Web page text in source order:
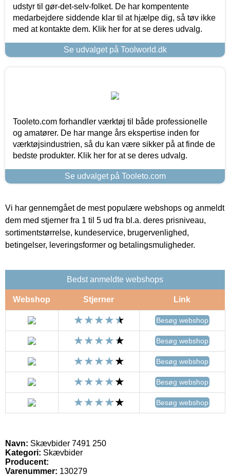
udstyr til gør-det-selv-folket. De har kompentente
medarbejdere siddende klar til at hjælpe dig, så tøv ikke
med at kontakte dem. Klik her for at se deres udvalg.
Se udvalget på Toolworld.dk
Tooleto.com forhandler værktøj til både professionelle
og amatører. De har mange års ekspertise inden for
værktøjsindustrien, så du kan være sikker på at finde de
bedste produkter. Klik her for at se deres udvalg.
Se udvalget på Tooleto.com
Vi har gennemgået de mest populære webshops og anmeldt
dem med stjerner fra 1 til 5 ud fra bl.a. deres prisniveau,
sortimentstørrelse, kundeservice, brugervenlighed,
betingelser, leveringsformer og betalingsmuligheder.
Bedst anmeldte webshops
Webshop Stjerner Link
Besøg webshop
Besøg webshop
Besøg webshop
Besøg webshop
Besøg webshop
Navn: Skævbider 7491 250
Kategori: Skævbider
Producent:
Varenummer: 130279